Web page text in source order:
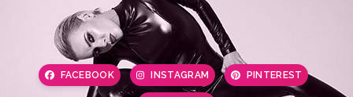
FACEBOOK INSTAGRAM PINTEREST